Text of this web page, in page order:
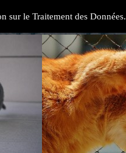
sur le Traitement des Données.